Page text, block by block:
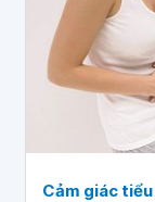
Cảm giác